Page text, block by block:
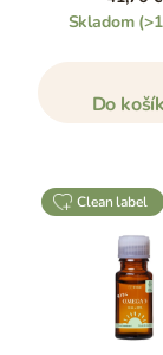
Skladom
Do
clean label